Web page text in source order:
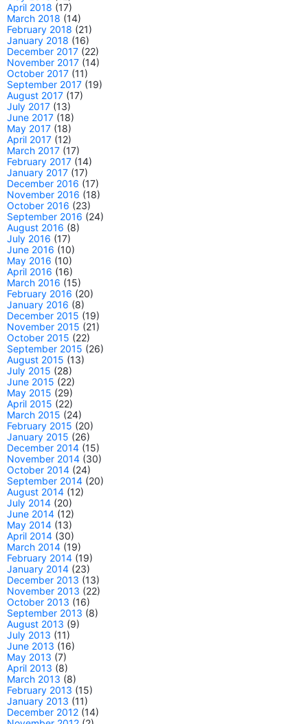
April 2018 (17)
March 2018 (14)
February 2018 (21)
January 2018 (16)
December 2017 (22)
November 2017 (14)
October 2017 (11)
September 2017 (19)
August 2017 (17)
July 2017 (13)
June 2017 (18)
May 2017 (18)
April 2017 (12)
March 2017 (17)
February 2017 (14)
January 2017 (17)
December 2016 (17)
November 2016 (18)
October 2016 (23)
September 2016 (24)
August 2016 (8)
July 2016 (17)
June 2016 (10)
May 2016 (10)
April 2016 (16)
March 2016 (15)
February 2016 (20)
January 2016 (8)
December 2015 (19)
November 2015 (21)
October 2015 (22)
September 2015 (26)
August 2015 (13)
July 2015 (28)
June 2015 (22)
May 2015 (29)
April 2015 (22)
March 2015 (24)
February 2015 (20)
January 2015 (26)
December 2014 (15)
November 2014 (30)
October 2014 (24)
September 2014 (20)
August 2014 (12)
July 2014 (20)
June 2014 (12)
May 2014 (13)
April 2014 (30)
March 2014 (19)
February 2014 (19)
January 2014 (23)
December 2013 (13)
November 2013 (22)
October 2013 (16)
September 2013 (8)
August 2013 (9)
July 2013 (11)
June 2013 (16)
May 2013 (7)
April 2013 (8)
March 2013 (8)
February 2013 (15)
January 2013 (11)
December 2012 (14)